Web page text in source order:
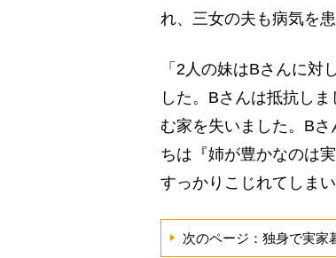
れ、三女の夫も病気を
「2人の妹はBさんに対
した。Bさんは抵抗し
む家を失いました。B
ちは『姉が豊かなのは
すっかりこじれてしま
次のページ：独身で実家